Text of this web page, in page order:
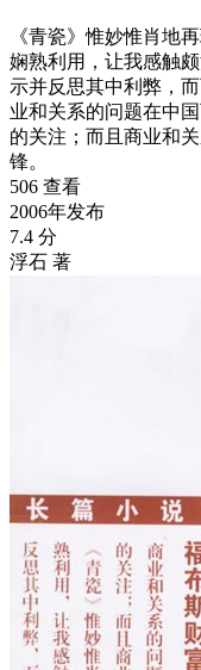
《青瓷》惟妙惟肖地
娴熟利用，让我感触
示并反思其中利弊，
业和关系的问题在中
的关注；而且商业和
锋。
506 查看
2006年发布
7.4 分
浮石 著